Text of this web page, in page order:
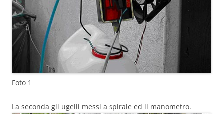
Foto 1
La seconda gli ugelli messi a spirale ed il manometro.